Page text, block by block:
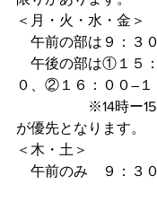
＜月・火・水・金＞
午前の部は９：３
午後の部は①１５
０、②１６：００―１
※14時ー15時⇒
が優先となります。
＜木・土＞
午前のみ　９：３